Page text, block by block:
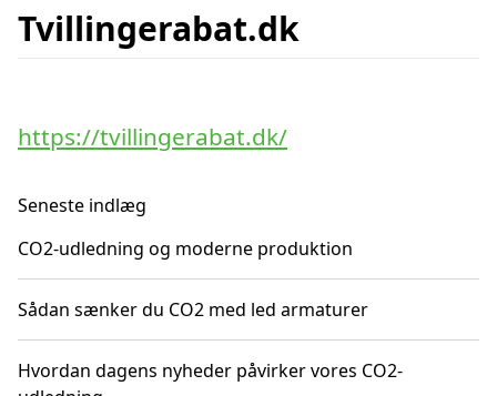
Tvillingerabat.dk
https://tvillingerabat.dk/
Seneste indlæg
CO2-udledning og moderne produktion
Sådan sænker du CO2 med led armaturer
Hvordan dagens nyheder påvirker vores CO2-